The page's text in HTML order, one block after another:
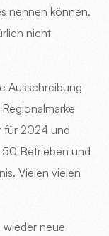
nennen können,
nicht
Ausschreibung
für 2024 und
50 Betrieben und
Vielen vielen
wieder neue